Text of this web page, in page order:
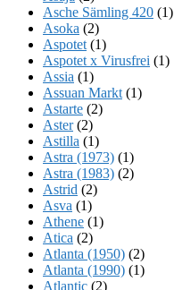
Asche Sämling 420 (1)
Asoka (2)
Aspotet (1)
Aspotet x Virusfrei (1)
Assia (1)
Assuan Markt (1)
Astarte (2)
Aster(2)
Astilla (1)
Astra (1973) (1)
Astra (1983) (2)
Astrid (2)
Asva (1)
Athene (1)
Atica (2)
Atlanta (1950) (2)
Atlanta (1990) (1)
Atlantic (2)